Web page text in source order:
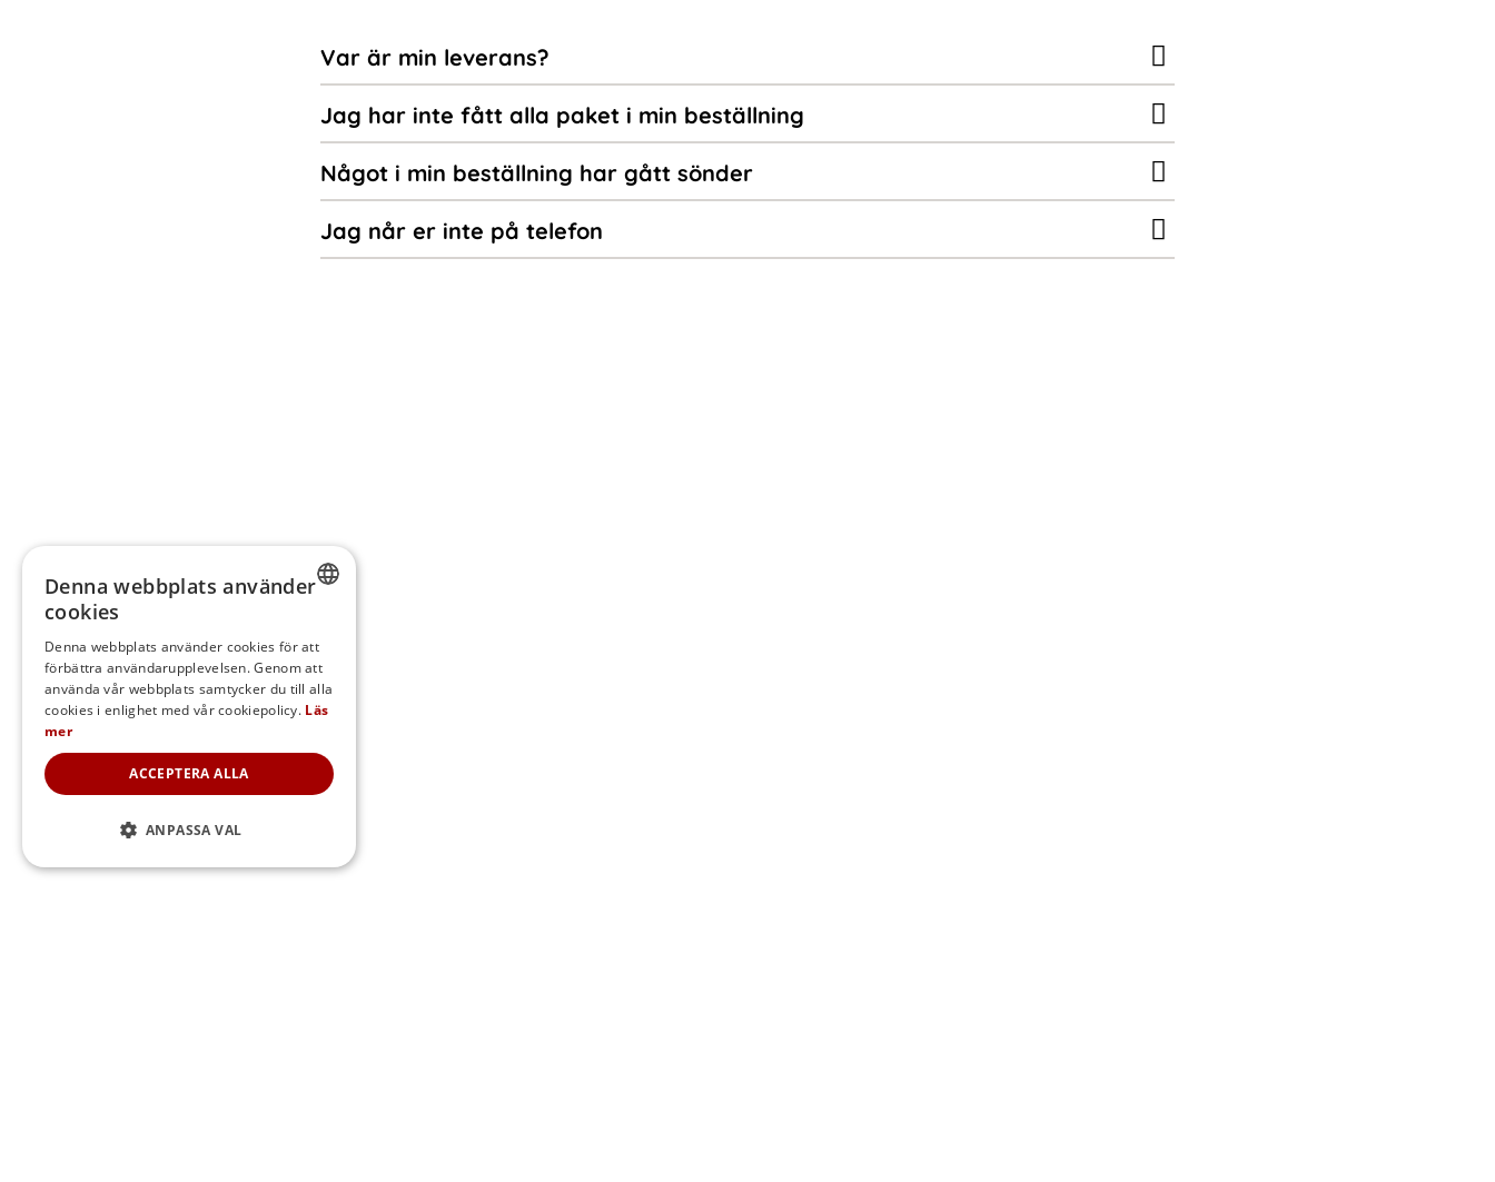
Var är min leverans?
Jag har inte fått alla paket i min beställning
Något i min beställning har gått sönder
Jag når er inte på telefon
FINNISH
DANISH
Denna webbplats använder
cookies
Denna webbplats använder cookies för att
förbättra användarupplevelsen. Genom att
använda vår webbplats samtycker du till alla
cookies i enlighet med vår cookiepolicy. Läs
mer
ACCEPTERA ALLA
ANPASSA VAL